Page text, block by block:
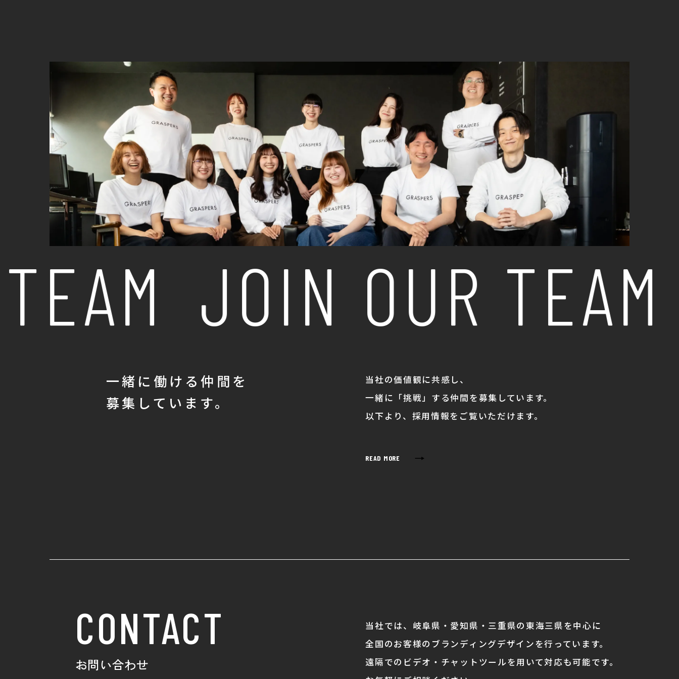
JOIN OUR TEAM
一緒に働ける仲間を
募集しています。
当社の価値観に共感し、
一緒に「挑戦」する仲間を募集しています。
以下より、採用情報をご覧いただけます。
READ MORE →
CONTACT
お問い合わせ
当社では、岐阜県・愛知県・三重県の東海三県を中心に
全国のお客様のブランディングデザインを行っています。
遠隔でのビデオ・チャットツールを用いて対応も可能です。